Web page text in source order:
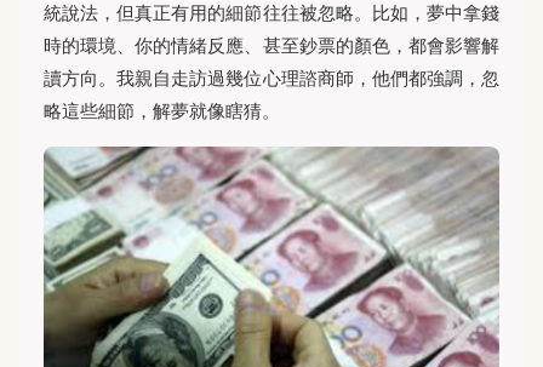
統說法，但真正有用的細節往往被忽略。比如，夢中拿錢
時的環境、你的情緒反應、甚至鈔票的顏色，都會影響解
讀方向。我親自走訪過幾位心理諮商師，他們都強調，忽
略這些細節，解夢就像瞎猜。